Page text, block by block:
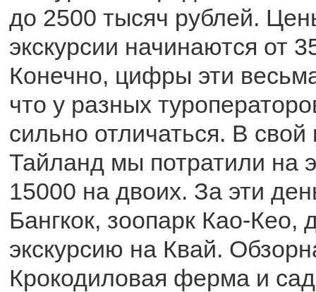
до 2500 тысяч рублей.
экскурсии начинаются от
Конечно, цифры эти
что у разных
сильно отличаться. В
Тайланд мы потратили на
15000 на двоих. За эти
Бангкок, зоопарк Као-Кео,
экскурсию на Квай.
Крокодиловая ферма и